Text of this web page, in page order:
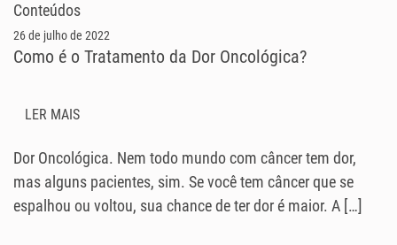
Conteúdos
26 de julho de 2022
Como é o Tratamento da Dor Oncológica?
LER MAIS
Dor Oncológica. Nem todo mundo com câncer tem dor,
mas alguns pacientes, sim. Se você tem câncer que se
espalhou ou voltou, sua chance de ter dor é maior. A […]